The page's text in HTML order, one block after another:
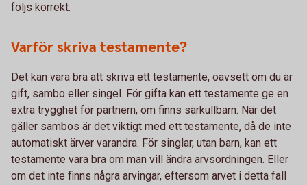
följs korrekt.
Varför skriva testamente?
Det kan vara bra att skriva ett testamente, oavsett om du är
gift, sambo eller singel. För gifta kan ett testamente ge en
extra trygghet för partnern, om finns särkullbarn. När det
gäller sambos är det viktigt med ett testamente, då de inte
automatiskt ärver varandra. För singlar, utan barn, kan ett
testamente vara bra om man vill ändra arvsordningen. Eller
om det inte finns några arvingar, eftersom arvet i detta fall